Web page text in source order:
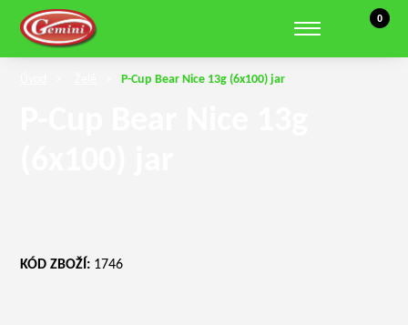
Zobrazit hledání
0
Košík, 0
P-Cup Bear Nice 13g (6x100) jar
KÓD ZBOŽÍ: 1746